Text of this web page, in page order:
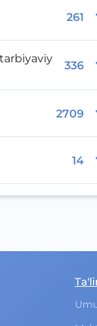
261
336
2709
14